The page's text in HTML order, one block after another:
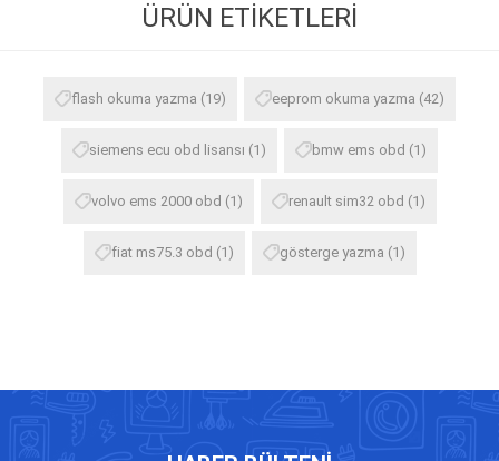
ÜRÜN ETIKETLERI
flash okuma yazma (19) eeprom okuma yazma (42)
siemens ecu obd lisansı (1) bmw ems obd (1)
volvo ems 2000 obd (1) renault sim32 obd (1)
fiat ms75.3 obd (1) gösterge yazma (1)